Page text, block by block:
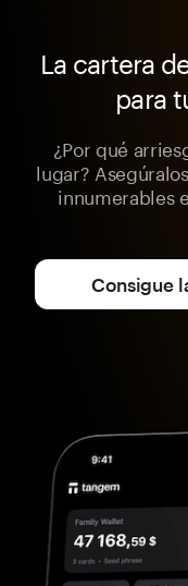
La cartera
para
¿Por qué
lugar?
innumerables
Consigue